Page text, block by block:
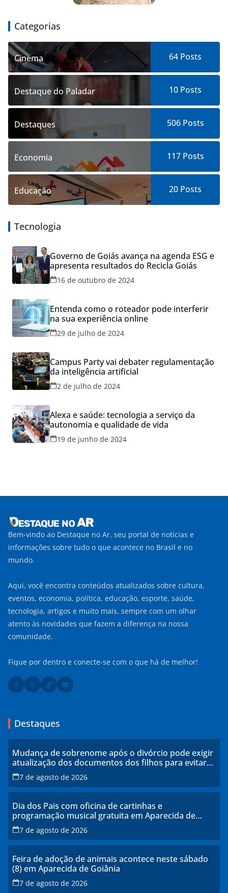
Categorias
Cinema 64 Posts
Destaque do Paladar 10 Posts
Destaques 506Posts
Economia 117Posts
Educação 20 Posts
Tecnologia
Governo de Goiás avança na agenda ESG e
apresenta resultados do Recicla Goiás
16 de outubro de 2024
Entenda como o roteador pode interferir
na sua experiência online
29 de julho de 2024
Campus Party vai debater regulamentação
da inteligência artificial
2 de julho de 2024
Alexa e saúde: tecnologia a serviço da
autonomia e qualidade de vida
19 de junho de 2024
Bem-vindo ao Destaque no Ar, seu portal de notícias e
informações sobre tudo o que acontece no Brasil e no
mundo.
Aqui, você encontra conteúdos atualizados sobre cultura,
eventos, economia, política, educação, esporte, saúde,
tecnologia, artigos e muito mais, sempre com um olhar
atento às novidades que fazem a diferença na nossa
comunidade.
Fique por dentro e conecte-se com o que há de melhor!
Destaques
Mudança de sobrenome após o divórcio pode exigir
atualização dos documentos dos filhos para evitar
transtornos
7 de agosto de 2026
Dia dos Pais com oficina de cartinhas e
programação musical gratuita em Aparecida de
Goiânia
7 de agosto de 2026
Feira de adoção de animais acontece neste sábado
(8) em Aparecida de Goiânia
7 de agosto de 2026